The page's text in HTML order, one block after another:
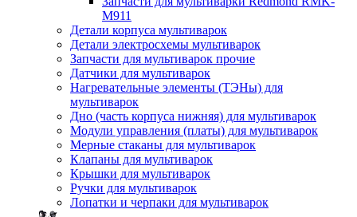
M911
Детали корпуса мультиварок
Детали электросхемы мультиварок
Запчасти для мультиварок прочие
Датчики для мультиварок
Нагревательные элементы (ТЭНы) для
мультиварок
Дно (часть корпуса нижняя) для мультиварок
Модули управления (платы) для мультиварок
Мерные стаканы для мультиварок
Клапаны для мультиварок
Крышки для мультиварок
Ручки для мультиварок
Лопатки и черпаки для мультиварок